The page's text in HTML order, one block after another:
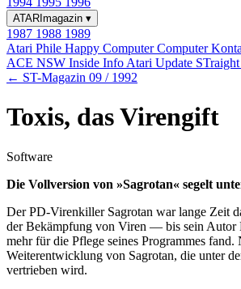
ATARImagazin ▾
1987 1988 1989
Atari Phile Happy ComputerComputer
ACE NSW Inside Info Atari Update
← ST-Magazin 09 / 1992
Toxis, das Virengift
Software
Die Vollversion von »Sagrotan« segelt
Der PD-Virenkiller Sagrotan war lange Zeit
der Bekämpfung von Viren — bis sein Autor
mehr für die Pflege seines Programmes fand.
Weiterentwicklung von Sagrotan, die unter
vertrieben wird.